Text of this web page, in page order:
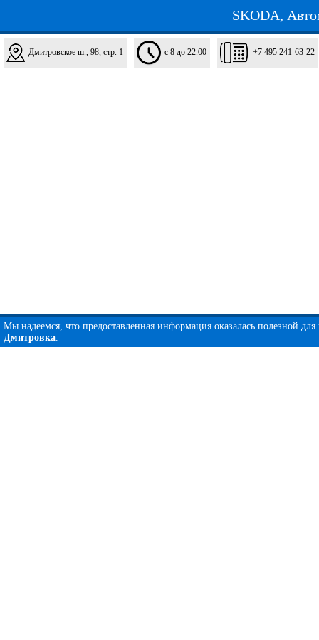
SKODA,
Дмитровское ш., 98, стр. 1 с 8 до 22.00 +7 495 241‑63-22
Мы надеемся, что предоставленная информация оказалась полезной
Дмитровка.